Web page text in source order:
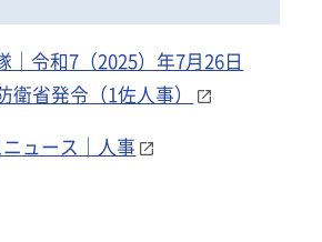
｜令和7（2025）年7月26日
衛省発令（1佐人事）
ュース｜人事